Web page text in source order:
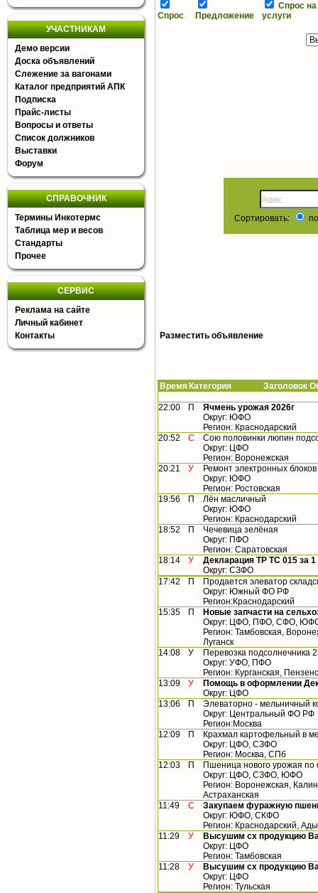
УЧАСТНИКАМ
Демо версии
Доска объявлений
Слежение за вагонами
Каталог предприятий АПК
Подписка
Прайс-листы
Вопросы и ответы
Список должников
Выставки
Форум
СПРАВОЧНИК
Термины Инкотермс
Таблица мер и весов
Стандарты
Прочее
СЕРВИС
Реклама на сайте
Личный кабинет
Контакты
Спрос Предложение
Спрос на
услуги
Сортировать:
Разместить объявление
Время Категория Заголовок
22:00 П Ячмень урожая 2026г
Округ: ЮФО
Регион: Краснодарский
20:52
С
Сою половинки люпин
Округ: ЦФО
Регион: Воронежская
20:21
У
Ремонт электронных
Округ: ЮФО
Регион: Ростовская
19:56
П Лён масличный
Округ: ЮФО
Регион: Краснодарский
18:52
П Чечевица зелёная
Округ: ПФО
Регион: Саратовская
18:14
У
Декларация ТР ТС 015 за 1
Округ: СЗФО
17:42
П
Продается элеватор
Округ: Южный ФО РФ
Регион:Краснодарский
15:35
П
Новые запчасти на
Округ: ЦФО, ПФО, СФО,
Регион: Тамбовская,
Луганск
14:08
У
Перевозка подсолнечника
Округ: УФО, ПФО
Регион: Курганская,
13:09
У
Помощь в оформлении
Округ: ЦФО
13:06
П Элеваторно - мельничный
Округ: Центральный ФО РФ
Регион:Москва
12:09
П
Крахмал картофельный в
Округ: ЦФО, СЗФО
Регион: Москва, СПб
12:03
П
Пшеница нового урожая по
Округ: ЦФО, СЗФО, ЮФО
Регион: Воронежская,
Астраханская
11:49
С
Закупаем фуражную
Округ: ЮФО, СКФО
Регион: Краснодарский,
11:29
У
Высушим сх продукцию
Округ: ЦФО
Регион: Тамбовская
11:28
У
Высушим сх продукцию
Округ: ЦФО
Регион: Тульская